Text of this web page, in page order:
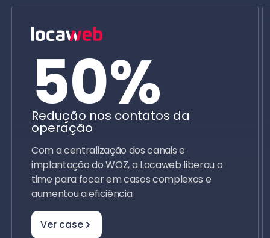
50%
Redução nos contatos da
operação
Com a centralização dos canais e
implantação do WOZ, a Locaweb liberou o
time para focar em casos complexos e
aumentou a eficiência.
Ver case